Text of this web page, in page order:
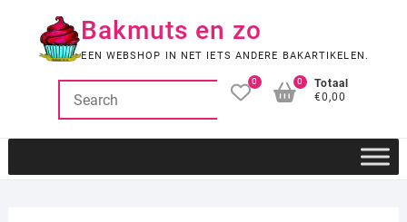
Bakmuts en zo
EEN WEBSHOP IN NET IETS ANDERE BAKARTIKELEN.
0
Totaal
€0,00
0